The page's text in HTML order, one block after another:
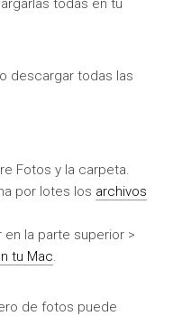
todas en tu
descargar todas las
Fotos y la carpeta.
por lotes los archivos
la parte superior >
tu Mac.
de fotos puede